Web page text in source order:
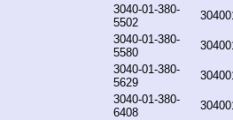
3040-01-380-
5502
3040-01-380-
5580
3040-01-380-
5629
3040-01-380-
6408